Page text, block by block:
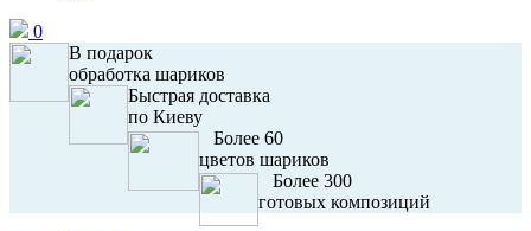
0
В подарок
обработка шариков
Быстрая доставка
по Киеву
Более 60
цветов шариков
Более 300
готовых композиций